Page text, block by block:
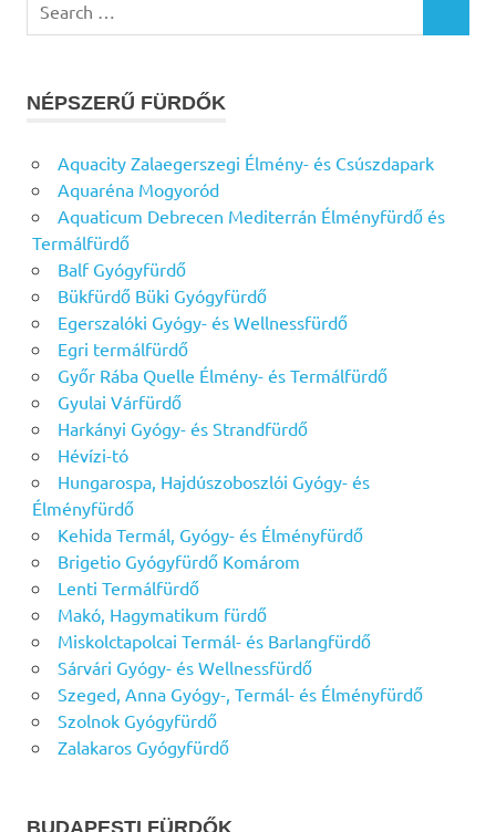
for:
NÉPSZERŰ FÜRDŐK
Aquacity Zalaegerszegi Élmény- és Csúszdapark
Aquaréna Mogyoród
Aquaticum Debrecen Mediterrán Élményfürdő és
Termálfürdő
Balf Gyógyfürdő
Bükfürdő Büki Gyógyfürdő
Egerszalóki Gyógy- és Wellnessfürdő
Egri termálfürdő
Győr Rába Quelle Élmény- és Termálfürdő
Gyulai Várfürdő
Harkányi Gyógy- és Strandfürdő
Hévízi-tó
Hungarospa, Hajdúszoboszlói Gyógy- és
Élményfürdő
Kehida Termál, Gyógy- és Élményfürdő
Brigetio Gyógyfürdő Komárom
Lenti Termálfürdő
Makó, Hagymatikum fürdő
Miskolctapolcai Termál- és Barlangfürdő
Sárvári Gyógy- és Wellnessfürdő
Szeged, Anna Gyógy-, Termál- és Élményfürdő
Szolnok Gyógyfürdő
Zalakaros Gyógyfürdő
BUDAPESTI FÜRDŐK